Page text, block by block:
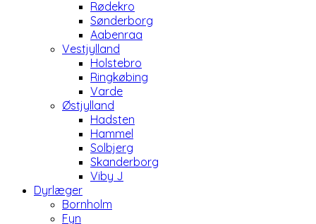
Rødekro
Sønderborg
Aabenraa
Vestjylland
Holstebro
Ringkøbing
Varde
Østjylland
Hadsten
Hammel
Solbjerg
Skanderborg
Viby J
Dyrlæger
Bornholm
Fyn